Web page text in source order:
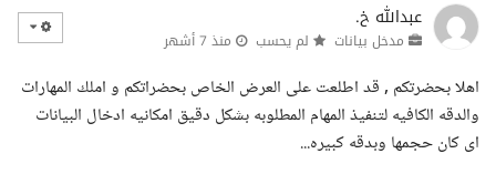
عبدالله خ.
مدخل بيانات لم يحسب منذ 7 أشهر
اهلا بحضرتكم , قد اطلعت على العرض الخاص بحضراتكم و املك المهارات
والدقه الكافيه لتنفيذ المهام المطلوبه بشكل دقيق امكانيه ادخال البيانات
اى كان حجمها وبدقه كبيره...